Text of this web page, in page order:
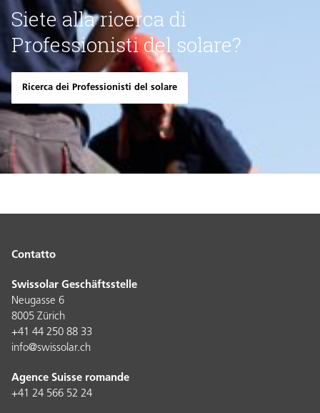
Siete alla ricerca di
Professionisti del solare?
Ricerca dei Professionisti del solare
Contatto
Swissolar Geschäftsstelle
Neugasse 6
8005 Zürich
+41 44 250 88 33
info@swissolar.ch
Agence Suisse romande
+41 24 566 52 24